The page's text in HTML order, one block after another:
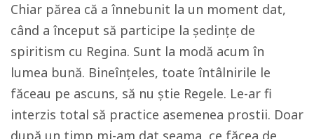
Chiar părea că a înnebunit la un moment dat,
când a început să participe la ședințe de
spiritism cu Regina. Sunt la modă acum în
lumea bună. Bineînțeles, toate întâlnirile le
făceau pe ascuns, să nu știe Regele. Le-ar fi
interzis total să practice asemenea prostii. Doar